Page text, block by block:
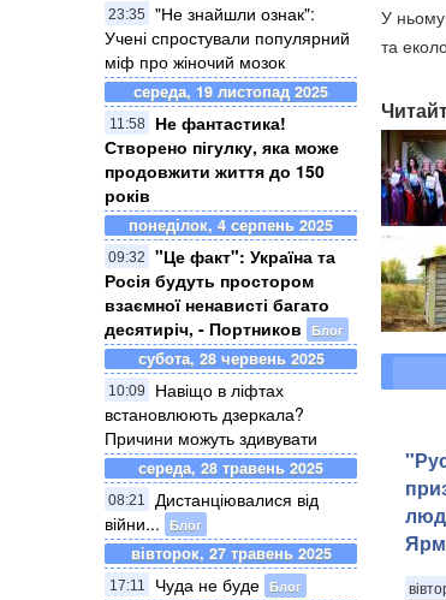
23:35
"Не знайшли ознак":
Учені спростували популярний
міф про жіночий мозок
середа, 19 листопад 2025
11:58
Не фантастика!
Створено пігулку, яка може
продовжити життя до 150
років
понеділок, 4 серпень 2025
09:32
"Це факт": Україна та
Росія будуть простором
взаємної ненависті багато
десятиріч, - Портников
Блог
субота, 28 червень 2025
10:09
Навіщо в ліфтах
встановлюють дзеркала?
Причини можуть здивувати
середа, 28 травень 2025
08:21
Дистанціювалися від
війни...
Блог
вівторок, 27 травень 2025
17:11 Чуда не буде Блог
У
та